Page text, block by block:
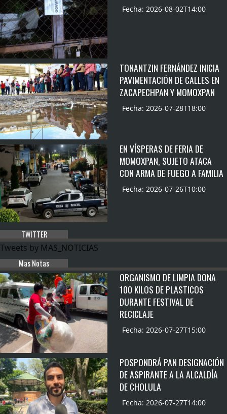
Fecha: 2026-08-02T14:00
TONANTZIN FERNÁNDEZ INICIA
PAVIMENTACIÓN DE CALLES EN
ZACAPECHPAN Y MOMOXPAN
Fecha: 2026-07-28T18:00
EN VÍSPERAS DE FERIA DE
MOMOXPAN, SUJETO ATACA
CON ARMA DE FUEGO A FAMILIA
Fecha: 2026-07-26T10:00
TWITTER
Tweets by MAS_NOTICIAS
Mas Notas
ORGANISMO DE LIMPIA DONA
100 KILOS DE PLASTICOS
DURANTE FESTIVAL DE
RECICLAJE
Fecha: 2026-07-27T15:00
POSPONDRÁ PAN DESIGNACIÓN
DE ASPIRANTE A LA ALCALDÍA
DE CHOLULA
Fecha: 2026-07-27T14:00